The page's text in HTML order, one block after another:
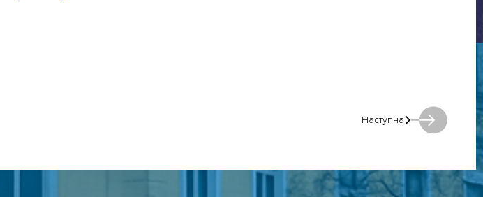
Наступна
Наступна: Наступна